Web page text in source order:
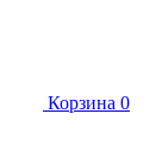
Корзина 0